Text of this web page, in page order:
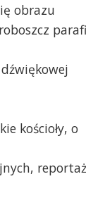
obrazu
kościoły, o